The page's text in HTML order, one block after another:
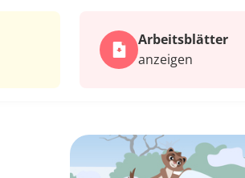
Arbeits­blätter
anzeigen